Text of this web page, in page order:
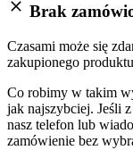
Brak
Czasami może się
zakupionego
Co robimy w takim
jak najszybciej. Jeśli
nasz telefon lub
zamówienie bez